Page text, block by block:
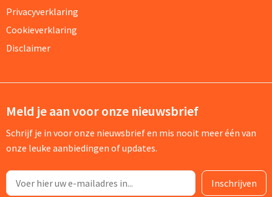
Privacyverklaring
Cookieverklaring
Disclaimer
Meld je aan voor onze nieuwsbrief
Schrijf je in voor onze nieuwsbrief en mis nooit meer één van
onze leuke aanbiedingen of updates.